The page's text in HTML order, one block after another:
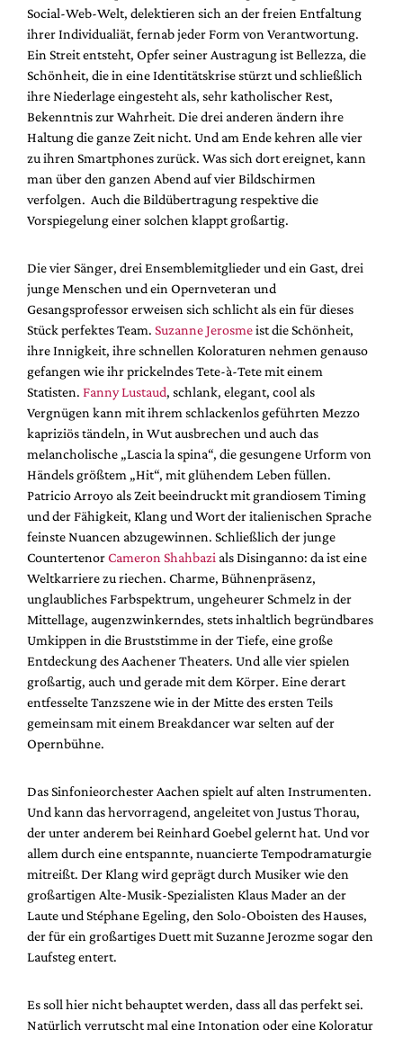
Social-Web-Welt, delektieren sich an der freien Entfaltung
ihrer Individualiät, fernab jeder Form von Verantwortung.
Ein Streit entsteht, Opfer seiner Austragung ist Bellezza, die
Schönheit, die in eine Identitätskrise stürzt und schließlich
ihre Niederlage eingesteht als, sehr katholischer Rest,
Bekenntnis zur Wahrheit. Die drei anderen ändern ihre
Haltung die ganze Zeit nicht. Und am Ende kehren alle vier
zu ihren Smartphones zurück. Was sich dort ereignet, kann
man über den ganzen Abend auf vier Bildschirmen
verfolgen. Auch die Bildübertragung respektive die
Vorspiegelung einer solchen klappt großartig.
Die vier Sänger, drei Ensemblemitglieder und ein Gast, drei
junge Menschen und ein Opernveteran und
Gesangsprofessor erweisen sich schlicht als ein für dieses
Stück perfektes Team. Suzanne Jerosmeist die Schönheit,
ihre Innigkeit, ihre schnellen Koloraturen nehmen genauso
gefangen wie ihr prickelndes Tete-à-Tete mit einem
Statisten. Fanny Lustaud, schlank, elegant, cool als
Vergnügen kann mit ihrem schlackenlos geführten Mezzo
kapriziös tändeln, in Wut ausbrechen und auch das
melancholische „Lascia la spina“, die gesungene Urform von
Händels größtem „Hit“, mit glühendem Leben füllen.
Patricio Arroyo als Zeit beeindruckt mit grandiosem Timing
und der Fähigkeit, Klang und Wort der italienischen Sprache
feinste Nuancen abzugewinnen. Schließlich der junge
CountertenorCameron Shahbazi als Disinganno: da ist eine
Weltkarriere zu riechen. Charme, Bühnenpräsenz,
unglaubliches Farbspektrum, ungeheurer Schmelz in der
Mittellage, augenzwinkerndes, stets inhaltlich begründbares
Umkippen in die Bruststimme in der Tiefe, eine große
Entdeckung des Aachener Theaters. Und alle vier spielen
großartig, auch und gerade mit dem Körper. Eine derart
entfesselte Tanzszene wie in der Mitte des ersten Teils
gemeinsam mit einem Breakdancer war selten auf der
Opernbühne.
Das Sinfonieorchester Aachen spielt auf alten Instrumenten.
Und kann das hervorragend, angeleitet von Justus Thorau,
der unter anderem bei Reinhard Goebel gelernt hat. Und vor
allem durch eine entspannte, nuancierte Tempodramaturgie
mitreißt. Der Klang wird geprägt durch Musiker wie den
großartigen Alte-Musik-Spezialisten Klaus Mader an der
Laute und Stéphane Egeling, den Solo-Oboisten des Hauses,
der für ein großartiges Duett mit Suzanne Jerozme sogar den
Laufsteg entert.
Es soll hier nicht behauptet werden, dass all das perfekt sei.
Natürlich verrutscht mal eine Intonation oder eine Koloratur